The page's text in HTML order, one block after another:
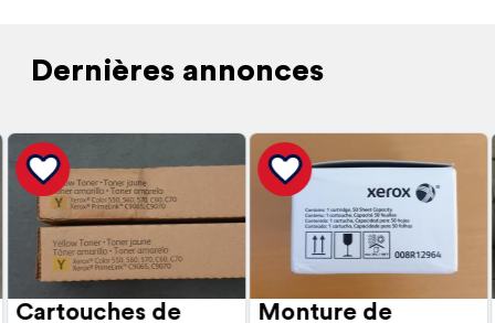
Dernières annonces
Cartouches de
Monture de